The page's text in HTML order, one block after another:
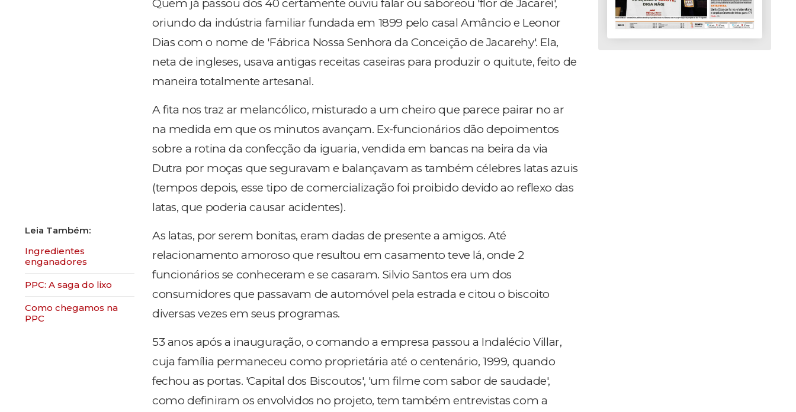
Ingredientes
enganadores
PPC: A saga do lixo
Como chegamos na
PPC
Quem já passou dos 40 certamente ouviu falar ou saboreou 'flor de Jacareí',
oriundo da indústria familiar fundada em 1899 pelo casal Amâncio e Leonor
Dias com o nome de 'Fábrica Nossa Senhora da Conceição de Jacarehy'. Ela,
neta de ingleses, usava antigas receitas caseiras para produzir o quitute, feito de
maneira totalmente artesanal.
A fita nos traz ar melancólico, misturado a um cheiro que parece pairar no ar
na medida em que os minutos avançam. Ex-funcionários dão depoimentos
sobre a rotina da confecção da iguaria, vendida em bancas na beira da via
Dutra por moças que seguravam e balançavam as também célebres latas azuis
(tempos depois, esse tipo de comercialização foi proibido devido ao reflexo das
latas, que poderia causar acidentes).
As latas, por serem bonitas, eram dadas de presente a amigos. Até
relacionamento amoroso que resultou em casamento teve lá, onde 2
funcionários se conheceram e se casaram. Silvio Santos era um dos
consumidores que passavam de automóvel pela estrada e citou o biscoito
diversas vezes em seus programas.
53 anos após a inauguração, o comando a empresa passou a Indalécio Villar,
cuja família permaneceu como proprietária até o centenário, 1999, quando
fechou as portas. 'Capital dos Biscoutos', 'um filme com sabor de saudade',
como definiram os envolvidos no projeto, tem também entrevistas com a